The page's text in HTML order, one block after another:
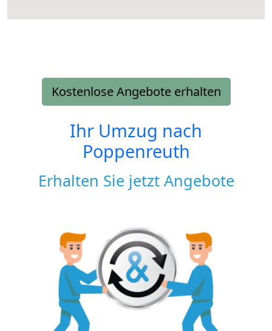
Kostenlose Angebote erhalten
Ihr Umzug nach
Poppenreuth
Erhalten Sie jetzt Angebote